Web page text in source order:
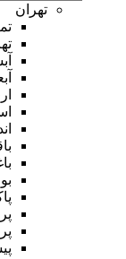
تهران